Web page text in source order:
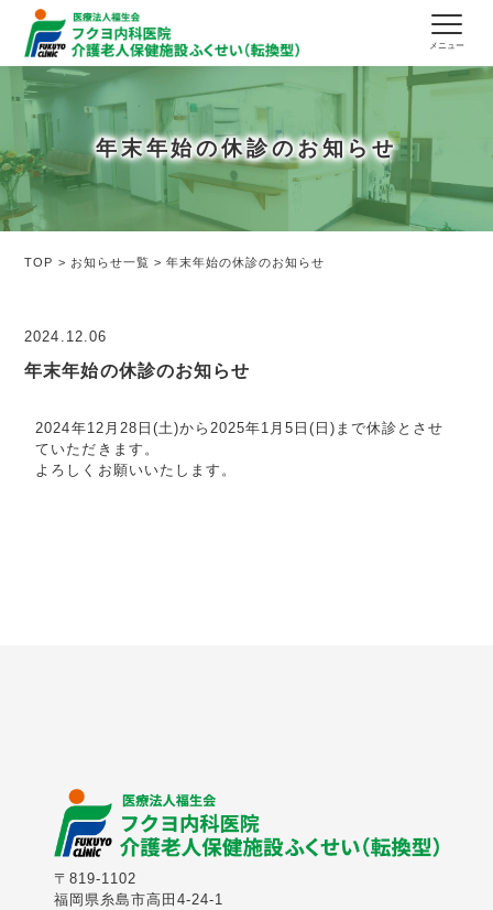
年末年始の休診のお知らせ
TOP > お知らせ一覧 > 年末年始の休診のお知らせ
2024.12.06
年末年始の休診のお知らせ
2024年12月28日(土)から2025年1月5日(日)まで休診とさせ
ていただきます。
よろしくお願いいたします。
〒819-1102
福岡県糸島市高田4-24-1